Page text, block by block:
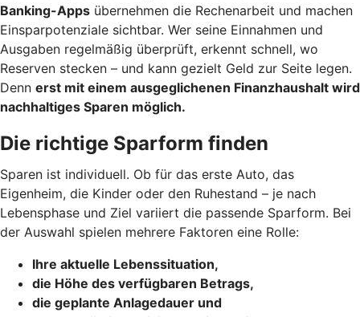
Banking-Apps übernehmen die Rechenarbeit und machen
Einsparpotenziale sichtbar. Wer seine Einnahmen und
Ausgaben regelmäßig überprüft, erkennt schnell, wo
Reserven stecken – und kann gezielt Geld zur Seite legen.
Denn erst mit einem ausgeglichenen Finanzhaushalt wird
nachhaltiges Sparen möglich.
Die richtige Sparform finden
Sparen ist individuell. Ob für das erste Auto, das
Eigenheim, die Kinder oder den Ruhestand – je nach
Lebensphase und Ziel variiert die passende Sparform. Bei
der Auswahl spielen mehrere Faktoren eine Rolle:
Ihre aktuelle Lebenssituation,
die Höhe des verfügbaren Betrags,
die geplante Anlagedauer und